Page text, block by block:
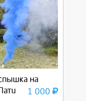
на
1 000